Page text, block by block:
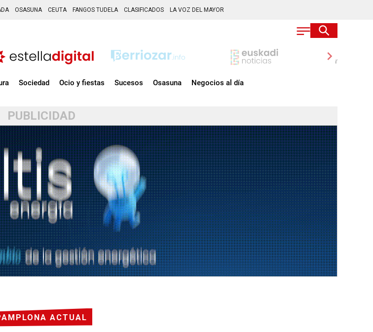
OSASUNA CEUTA FANGOS TUDELA CLASIFICADOS LA VOZ DEL MAYOR
chevron_right
Sociedad Ocio y fiestas Sucesos Osasuna Negocios al día
PUBLICIDAD
ACTUAL